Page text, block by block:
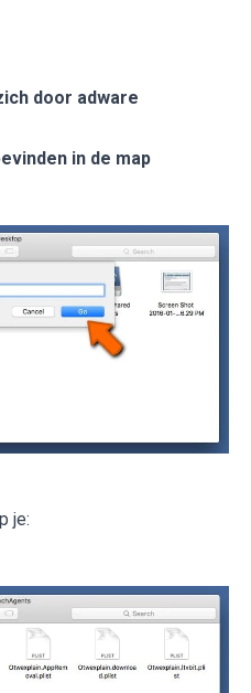
door adware
in de map
je: